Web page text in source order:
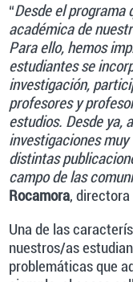
“Desde el programa
académica de
Para ello, hemos
estudiantes se
investigación,
profesores y
estudios. Desde ya,
investigaciones muy
distintas
campo de las
Rocamora, directora
Una de las
nuestros/as
problemáticas que